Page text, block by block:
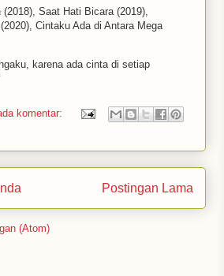
Saat Hati Bicara (2019),
Cintaku Ada di Antara Mega
karena ada cinta di setiap
komentar:
Postingan Lama
(Atom)